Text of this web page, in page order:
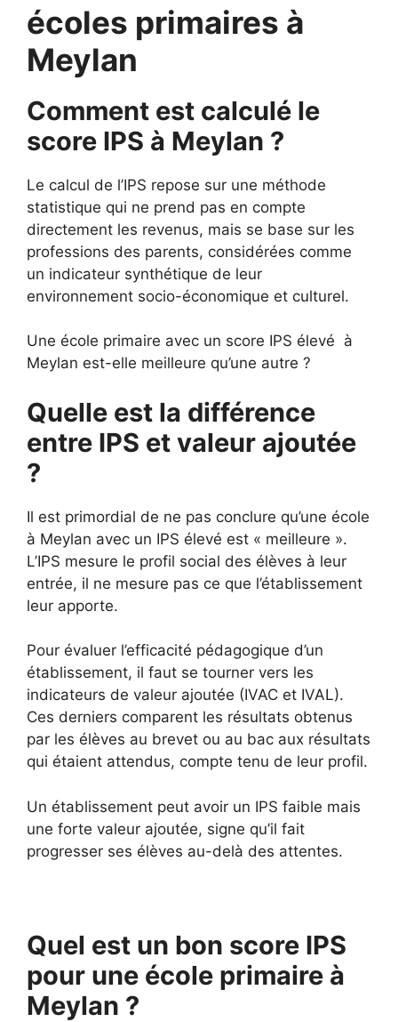
écoles primaires à
Meylan
Comment est calculé le
score IPS à Meylan ?
Le calcul de l’IPS repose sur une méthode
statistique qui ne prend pas en compte
directement les revenus, mais se base sur les
professions des parents, considérées comme
un indicateur synthétique de leur
environnement socio-économique et culturel.
Une école primaire avec un score IPS élevé à
Meylan est-elle meilleure qu’une autre ?
Quelle est la différence
entre IPS et valeur ajoutée
?
Il est primordial de ne pas conclure qu’une école
à Meylan avec un IPS élevé est « meilleure ».
L’IPS mesure le profil social des élèves à leur
entrée, il ne mesure pas ce que l’établissement
leur apporte.
Pour évaluer l’efficacité pédagogique d’un
établissement, il faut se tourner vers les
indicateurs de valeur ajoutée (IVAC et IVAL).
Ces derniers comparent les résultats obtenus
par les élèves au brevet ou au bac aux résultats
qui étaient attendus, compte tenu de leur profil.
Un établissement peut avoir un IPS faible mais
une forte valeur ajoutée, signe qu’il fait
progresser ses élèves au-delà des attentes.
Quel est un bon score IPS
pour une école primaire à
Meylan ?